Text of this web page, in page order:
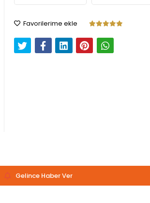
Favorilerime ekle
Gelince Haber Ver